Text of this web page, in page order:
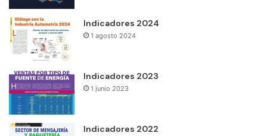
Indicadores 2024
1 agosto 2024
Indicadores 2023
1 junio 2023
Indicadores 2022